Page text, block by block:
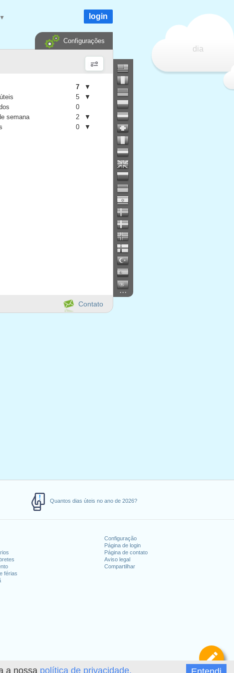
a nossa política de privacidade.
Quantos dias úteis no ano de 2026?
férias
Configuração
Página de login
Página de contato
Aviso legal
Compartilhar
dia
▼ login
Configurações
...
Contato
7
▼
5
▼
0
semana
2
▼
0 ▼